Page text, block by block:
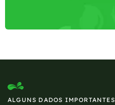
ALGUNS DADOS IMPORTANTES